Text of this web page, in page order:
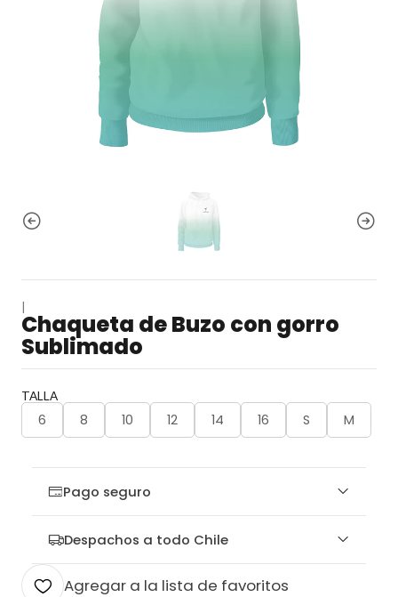
Chaqueta de Buzo con gorro
Sublimado
TALLA
6 8 10 12 14 16 S M
Pago seguro
Despachos a todo Chile
Agregar a la lista de favoritos